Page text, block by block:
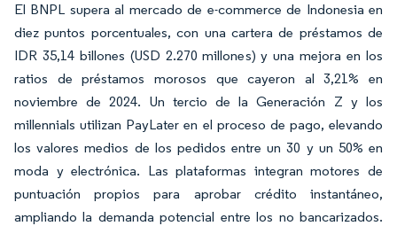
El BNPL supera al mercado de e-commerce de Indonesia en
diez puntos porcentuales, con una cartera de préstamos de
IDR 35,14 billones (USD 2.270 millones) y una mejora en los
ratios de préstamos morosos que cayeron al 3,21% en
noviembre de 2024. Un tercio de la Generación Z y los
millennials utilizan PayLater en el proceso de pago, elevando
los valores medios de los pedidos entre un 30 y un 50% en
moda y electrónica. Las plataformas integran motores de
puntuación propios para aprobar crédito instantáneo,
ampliando la demanda potencial entre los no bancarizados.